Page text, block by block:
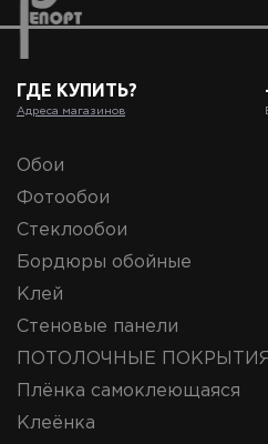
ГДЕ КУПИТЬ?
Адреса магазинов
Обои
Фотообои
Стеклообои
Бордюры обойные
Клей
Стеновые панели
ПОТОЛОЧНЫЕ ПОКРЫТИЯ
Плёнка самоклеющаяся
Клеёнка